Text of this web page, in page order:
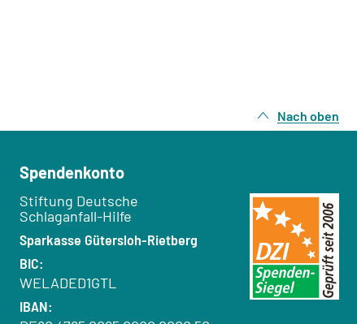
Nach oben
Spendenkonto
Empfänger:
Stiftung Deutsche
Schlaganfall-Hilfe
Bank:
Sparkasse Gütersloh-Rietberg
BIC:
WELADED1GTL
IBAN: